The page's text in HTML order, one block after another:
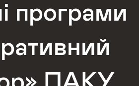
програми